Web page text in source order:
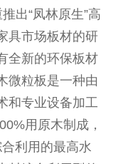
出“凤林原生”高
具市场板材的研
全新的环保板材
粒板是一种由
和专业设备加工
用原木制成，
利用的最高水